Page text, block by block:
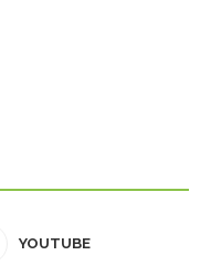
YOUTUBE